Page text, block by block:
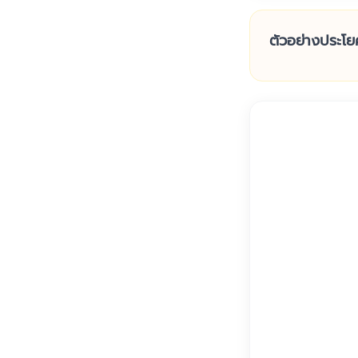
ตัวอย่างประโ